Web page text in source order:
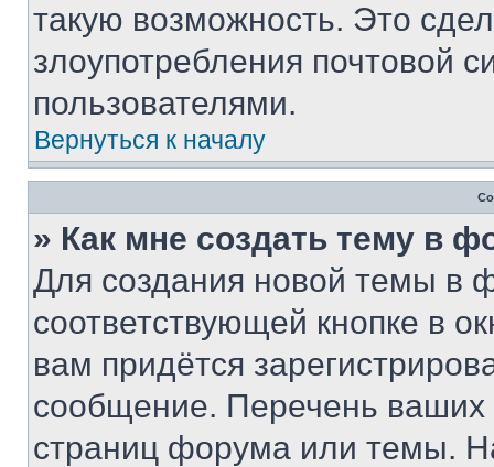
такую возможность. Это
злоупотребления почтовой
пользователями.
Вернуться к началу
» Как мне создать тему в
Для создания новой темы в
соответствующей кнопке в
вам придётся
сообщение. Перечень ваших
страниц форума или темы.